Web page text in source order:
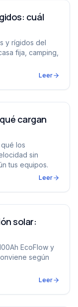
comprar
cuál
y rígidos del
fija, camping,
Leer
tan rápido y
cargan
los
sin
tus equipos.
Leer
cuándo elegir
solar:
EcoFlow y
según
Leer